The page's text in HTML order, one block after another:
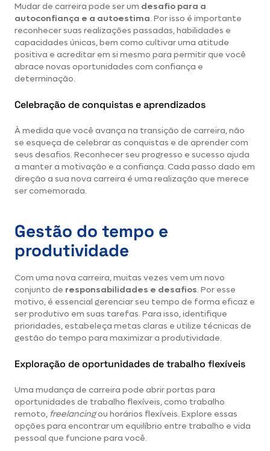
Mudar de carreira pode ser um desafio para a
autoconfiança e a autoestima. Por isso é importante
reconhecer suas realizações passadas, habilidades e
capacidades únicas, bem como cultivar uma atitude
positiva e acreditar em si mesmo para permitir que você
abrace novas oportunidades com confiança e
determinação.
Celebração de conquistas e aprendizados
À medida que você avança na transição de carreira, não
se esqueça de celebrar as conquistas e de aprender com
seus desafios. Reconhecer seu progresso e sucesso ajuda
a manter a motivação e a confiança. Cada passo dado em
direção a sua nova carreira é uma realização que merece
ser comemorada.
Gestão do tempo e
produtividade
Com uma nova carreira, muitas vezes vem um novo
conjunto de responsabilidades e desafios. Por esse
motivo, é essencial gerenciar seu tempo de forma eficaz e
ser produtivo em suas tarefas. Para isso, identifique
prioridades, estabeleça metas claras e utilize técnicas de
gestão do tempo para maximizar a produtividade.
Exploração de oportunidades de trabalho flexíveis
Uma mudança de carreira pode abrir portas para
oportunidades de trabalho flexíveis, como trabalho
remoto, freelancingou horários flexíveis. Explore essas
opções para encontrar um equilíbrio entre trabalho e vida
pessoal que funcione para você.